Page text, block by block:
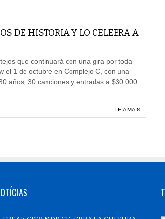
DE HISTORIA Y LO CELEBRA A
que continuará con una gira por toda
el 1 de octubre en Complejo C, con una
años, 30 canciones y entradas a $30.000
LEIA MAIS ...